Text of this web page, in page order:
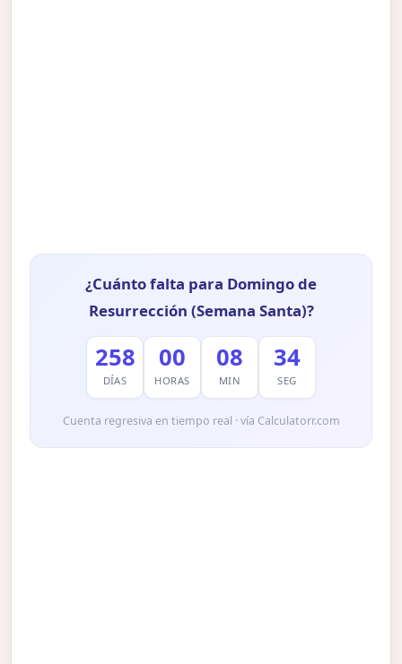
¿Cuánto falta para Domingo de
Resurrección (Semana Santa)?
258
DÍAS
00
HORAS
08
MIN
33
SEG
Cuenta regresiva en tiempo real · vía Calculatorr.com